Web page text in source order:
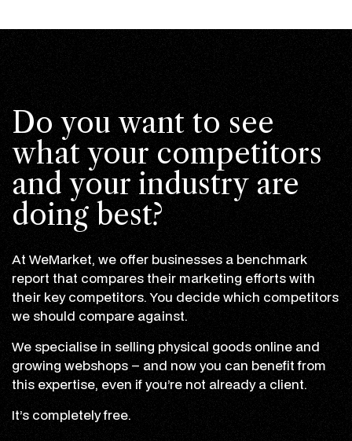
Do you want to see
what your competitors
and your industry are
doing best?
At WeMarket, we offer businesses a benchmark
report that compares their marketing efforts with
their key competitors. You decide which competitors
we should compare against.
We specialise in selling physical goods online and
growing webshops – and now you can benefit from
this expertise, even if you’re not already a client.
It’s completely free.